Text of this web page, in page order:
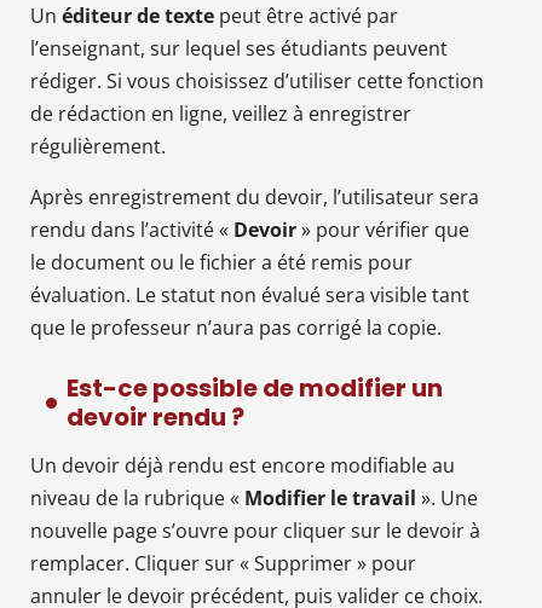
Un éditeur de texte peut être activé par
l’enseignant, sur lequel ses étudiants peuvent
rédiger. Si vous choisissez d’utiliser cette fonction
de rédaction en ligne, veillez à enregistrer
régulièrement.
Après enregistrement du devoir, l’utilisateur sera
rendu dans l’activité « Devoir» pour vérifier que
le document ou le fichier a été remis pour
évaluation. Le statut non évalué sera visible tant
que le professeur n’aura pas corrigé la copie.
Est-ce possible de modifier un
devoir rendu ?
Un devoir déjà rendu est encore modifiable au
niveau de la rubrique « Modifier le travail ». Une
nouvelle page s’ouvre pour cliquer sur le devoir à
remplacer. Cliquer sur « Supprimer » pour
annuler le devoir précédent, puis valider ce choix.